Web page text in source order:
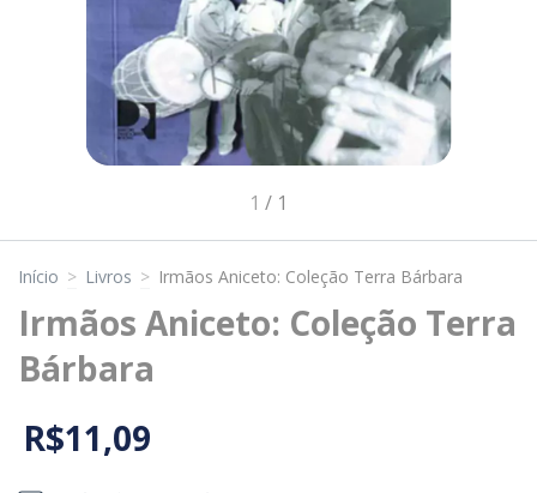
1 / 1
Início > Livros > Irmãos Aniceto: Coleção Terra Bárbara
Irmãos Aniceto: Coleção Terra
Bárbara
R$11,09